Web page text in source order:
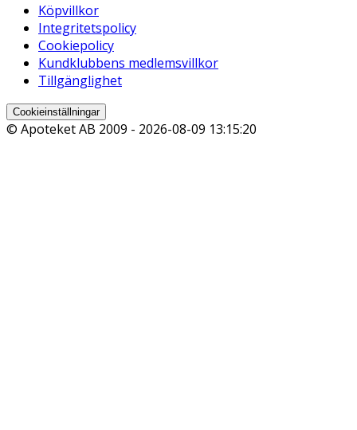
Köpvillkor
Integritetspolicy
Cookiepolicy
Kundklubbens medlemsvillkor
Tillgänglighet
Cookieinställningar
© Apoteket AB 2009 - 2026-08-09 13:15:20